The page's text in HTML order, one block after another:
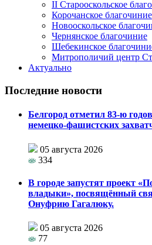
II Старооскольское
Корочанское благочиние
Новооскольское
Чернянское благочиние
Шебекинское
Митрополичий центр
Актуально
Последние новости
Белгород отметил 83-ю
немецко-фашистских
05 августа 2026
334
В городе запустят проект
владыки», посвящённый
Онуфрию Гагалюку.
05 августа 2026
77